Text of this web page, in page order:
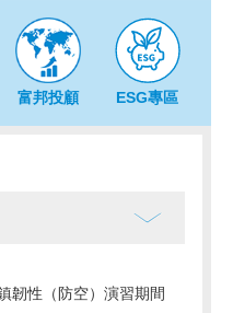
富邦投顧 ESG專區
韌性（防空）演習期間